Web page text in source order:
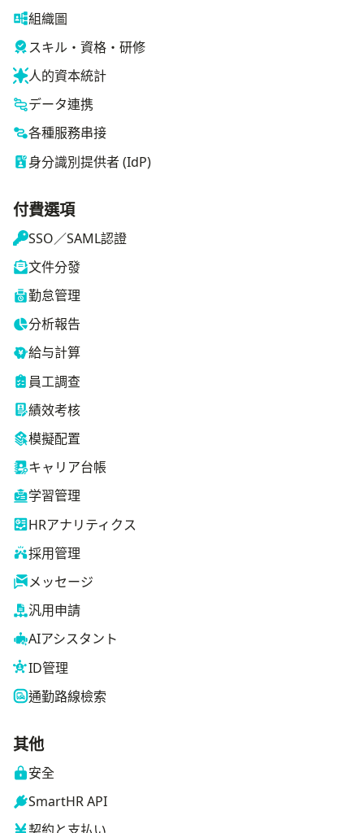
組織圖
スキル・資格・研修
人的資本統計
データ連携
各種服務串接
身分識別提供者 (IdP)
付費選項
SSO／SAML認證
文件分發
勤怠管理
分析報告
給与計算
員工調查
績效考核
模擬配置
キャリア台帳
学習管理
HRアナリティクス
採用管理
メッセージ
汎用申請
AIアシスタント
ID管理
通勤路線檢索
其他
安全
SmartHR API